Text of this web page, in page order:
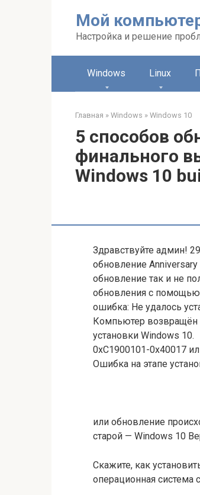
Мой
Настройка и решение
Windows Linux
Главная » Windows » Windows 10
5 способов
финального
Windows 10
Здравствуйте админ!
обновление Anniversary
обновление так и не
обновления с помощью
ошибка: Не удалось
Компьютер возвращён
установки Windows 10.
0xC1900101-0x40017
Ошибка на этапе
или обновление
старой — Windows 10
Скажите, как
операционная система